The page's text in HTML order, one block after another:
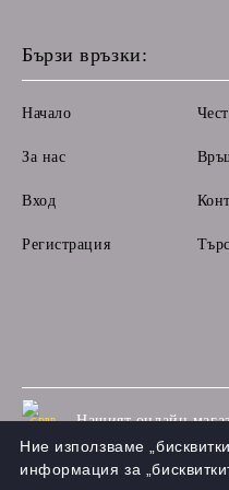
Бързи връзки:
Начало
За нас
Вход
Регистрация
GDPR Нашият онлайн
Ние използваме
информация за